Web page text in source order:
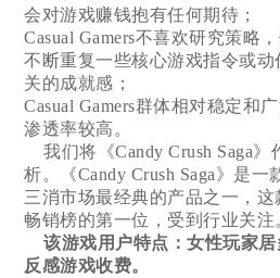
会对游戏赚钱抱有任何期待；
Casual Gamers不喜欢研究策略
不断重复一些核心游戏指令或
关的成就感；
Casual Gamers群体相对稳定和
渗透率较高。
我们将《Candy Crush Saga》
析。《Candy Crush Saga》是一
三消市场最经典的产品之一，
畅销榜的第一位，受到行业关注
该游戏用户特点：女性玩家居
反感游戏收费。